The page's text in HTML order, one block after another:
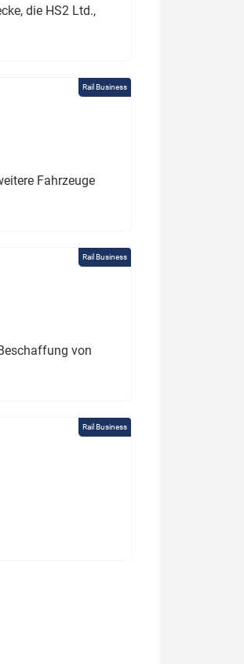
die HS2 Ltd.,
Rail Business
Fahrzeuge
Rail Business
von
Rail Business